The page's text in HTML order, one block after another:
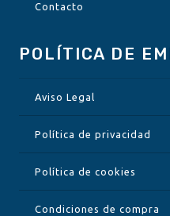
Contacto
POLÍTICA DE
Aviso Legal
Política de privacidad
Política de cookies
Condiciones de compra